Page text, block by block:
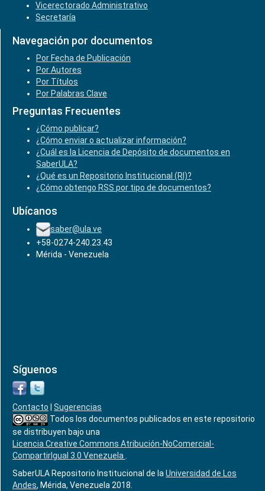
Vicerectorado Administrativo
Secretaría
Navegación por documentos
Por Fecha de Publicación
Por Autores
Por Títulos
Por Palabras Clave
Preguntas Frecuentes
¿Cómo publicar?
¿Cómo enviar o actualizar información?
¿Cuál es la Licencia de Depósito de documentos en
SaberULA?
¿Qué es un Repositorio Institucional (RI)?
¿Cómo obtengo RSS por tipo de documentos?
Ubícanos
saber@ula.ve
+58-0274-240.23.43
Mérida - Venezuela
Síguenos
Contacto
Sugerencias
Todos los documentos publicados en este repositorio
se distribuyen bajo una
Licencia Creative Commons Atribución-NoComercial-
CompartirIgual 3.0 Venezuela
SaberULA Repositorio Institucional de la Universidad de Los
Andes, Mérida, Venezuela 2018.